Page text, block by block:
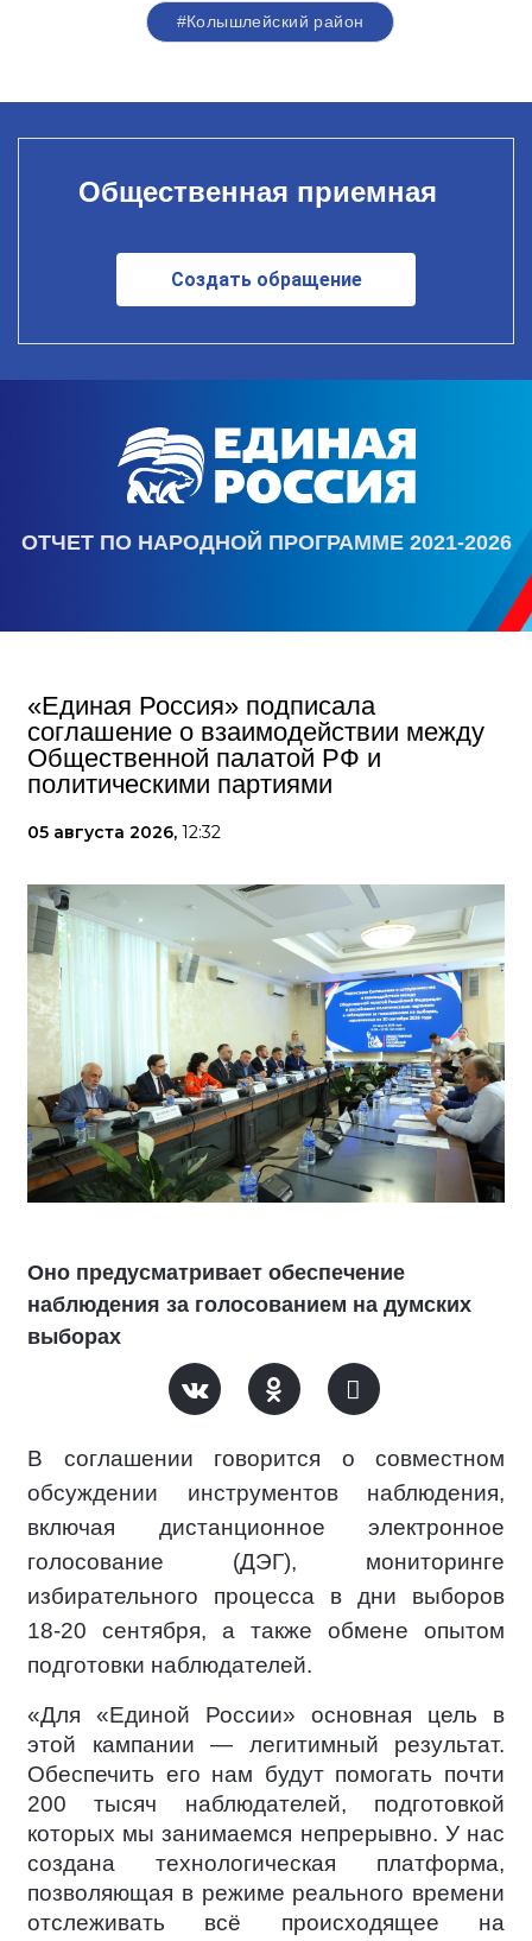
#Колышлейский район
Общественная приемная
Создать обращение
ОТЧЕТ ПО НАРОДНОЙ ПРОГРАММЕ 2021-2026
«Единая Россия» подписала
соглашение о взаимодействии между
Общественной палатой РФ и
политическими партиями
05 августа 2026, 12:32
Оно предусматривает обеспечение
наблюдения за голосованием на думских
выборах
В соглашении говорится о совместном
обсуждении инструментов наблюдения,
включая дистанционное электронное
голосование (ДЭГ), мониторинге
избирательного процесса в дни выборов
18-20 сентября, а также обмене опытом
подготовки наблюдателей.
«Для «Единой России» основная цель в
этой кампании — легитимный результат.
Обеспечить его нам будут помогать почти
200 тысяч наблюдателей, подготовкой
которых мы занимаемся непрерывно. У нас
создана технологическая платформа,
позволяющая в режиме реального времени
отслеживать всё происходящее на